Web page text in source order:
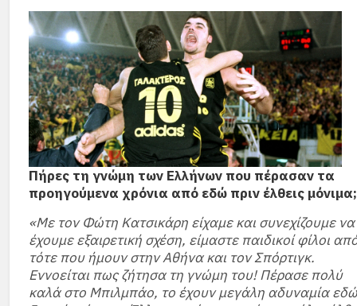
Πήρες τη γνώμη των Ελλήνων που πέρασαν τα
προηγούμενα χρόνια από εδώ πριν έλθεις μόνιμα;
«Με τον Φώτη Κατσικάρη είχαμε και συνεχίζουμε να
έχουμε εξαιρετική σχέση, είμαστε παιδικοί φίλοι
τότε που ήμουν στην Αθήνα και τον Σπόρτιγκ.
Εννοείται πως ζήτησα τη γνώμη του! Πέρασε πολύ
καλά στο Μπιλμπάο, το έχουν μεγάλη αδυναμία